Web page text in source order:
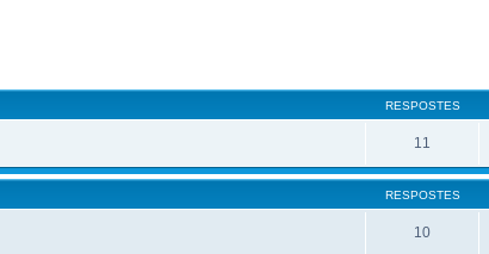
RESPOSTES
11
RESPOSTES
10